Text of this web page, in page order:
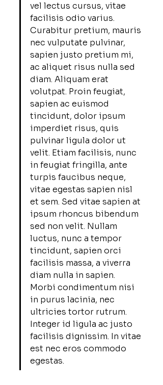
vel lectus cursus, vitae
facilisis odio varius.
Curabitur pretium, mauris
nec vulputate pulvinar,
sapien justo pretium mi,
ac aliquet risus nulla sed
diam. Aliquam erat
volutpat. Proin feugiat,
sapien ac euismod
tincidunt, dolor ipsum
imperdiet risus, quis
pulvinar ligula dolor ut
velit. Etiam facilisis, nunc
in feugiat fringilla, ante
turpis faucibus neque,
vitae egestas sapien nisl
et sem. Sed vitae sapien at
ipsum rhoncus bibendum
sed non velit. Nullam
luctus, nunc a tempor
tincidunt, sapien orci
facilisis massa, a viverra
diam nulla in sapien.
Morbi condimentum nisi
in purus lacinia, nec
ultricies tortor rutrum.
Integer id ligula ac justo
facilisis dignissim. In vitae
est nec eros commodo
egestas.